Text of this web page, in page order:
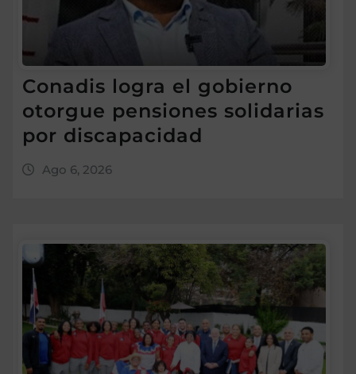
Conadis logra el gobierno
otorgue pensiones solidarias
por discapacidad
Ago 6, 2026